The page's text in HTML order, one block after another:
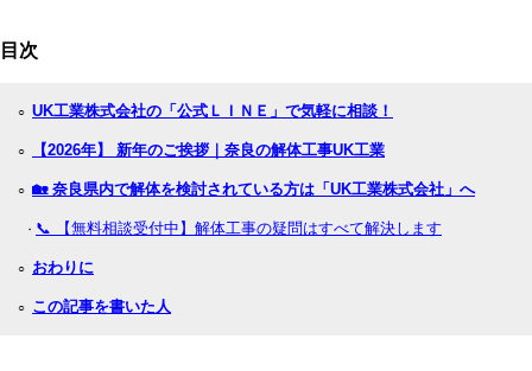
目次
○ UK工業株式会社の「公式ＬＩＮＥ」で気軽に相談！
○ 【2026年】 新年のご挨拶｜奈良の解体工事UK工業
○ 🏡 奈良県内で解体を検討されている方は「UK工業株式会社」へ
・ 📞 【無料相談受付中】解体工事の疑問はすべて解決します
○ おわりに
○ この記事を書いた人